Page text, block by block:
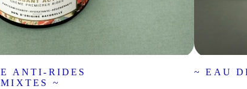
ANTI-RIDES
~
~ EAU